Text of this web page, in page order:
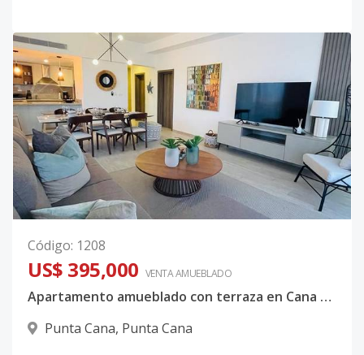
Código: 1208
US$ 395,000 VENTA AMUEBLADO
Apartamento amueblado con terraza en Cana Bay
Punta Cana, Punta Cana